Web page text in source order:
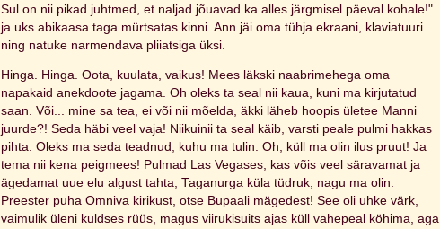
Sul on nii pikad juhtmed, et naljad jõuavad ka alles järgmisel päeval kohale!"
ja uks abikaasa taga mürtsatas kinni. Ann jäi oma tühja ekraani, klaviatuuri
ning natuke narmendava pliiatsiga üksi.
Hinga. Hinga. Oota, kuulata, vaikus! Mees läkski naabrimehega oma
napakaid anekdoote jagama. Oh oleks ta seal nii kaua, kuni ma kirjutatud
saan. Või... mine sa tea, ei või nii mõelda, äkki läheb hoopis ületee Manni
juurde?! Seda häbi veel vaja! Niikuinii ta seal käib, varsti peale pulmi hakkas
pihta. Oleks ma seda teadnud, kuhu ma tulin. Oh, küll ma olin ilus pruut! Ja
tema nii kena peigmees! Pulmad Las Vegases, kas võis veel säravamat ja
ägedamat uue elu algust tahta, Taganurga küla tüdruk, nagu ma olin.
Preester puha Omniva kirikust, otse Bupaali mägedest! See oli uhke värk,
vaimulik üleni kuldses rüüs, magus viirukisuits ajas küll vahepeal köhima, aga